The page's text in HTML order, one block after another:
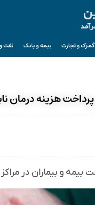
گمرک و تجارت بیمه و بانک نفت
هزینه درمان
و بیماران در مراکز خصوصی